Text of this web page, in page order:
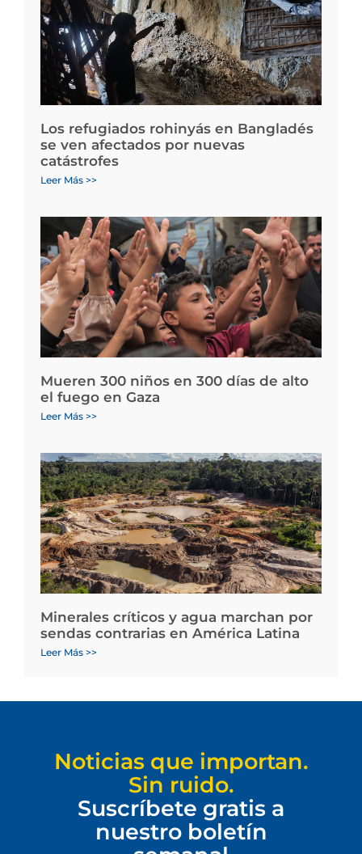
Los refugiados rohinyás en Bangladés
se ven afectados por nuevas
catástrofes
Leer Más >>
Mueren 300 niños en 300 días de alto
el fuego en Gaza
Leer Más >>
Minerales críticos y agua marchan por
sendas contrarias en América Latina
Leer Más >>
Noticias que importan.
Sin ruido.
Suscríbete gratis a
nuestro boletín